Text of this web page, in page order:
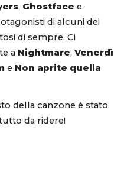
, Ghostface e
di alcuni dei
di sempre. Ci
a Nightmare, Venerdì
e Non aprite quella
della canzone è stato
da ridere!